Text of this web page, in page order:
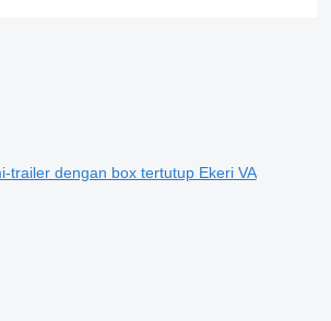
trailer dengan box tertutup Ekeri VA